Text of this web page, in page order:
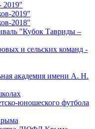
2019"
2019"
2018"
"Кубок Тавриды –
и сельских команд -
академия имени А. Н.
юношеского футбола